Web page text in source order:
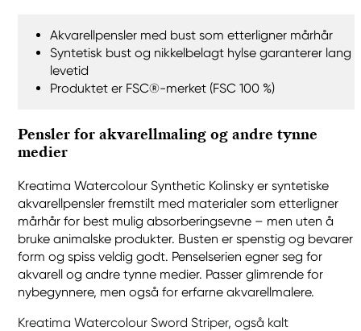
Akvarellpensler med bust som etterligner mårhår
Syntetisk bust og nikkelbelagt hylse garanterer lang
levetid
Produktet er FSC®-merket (FSC 100 %)
Pensler for akvarellmaling og andre tynne
medier
Kreatima Watercolour Synthetic Kolinsky er syntetiske
akvarellpensler fremstilt med materialer som etterligner
mårhår for best mulig absorberingsevne – men uten å
bruke animalske produkter. Busten er spenstig og bevarer
form og spiss veldig godt. Penselserien egner seg for
akvarell og andre tynne medier. Passer glimrende for
nybegynnere, men også for erfarne akvarellmalere.
Kreatima Watercolour Sword Striper, også kalt